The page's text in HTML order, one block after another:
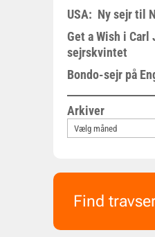
USA: Ny sejr til
Get a Wish i Carl
sejrskvintet
Bondo-sejr på
Arkiver
Find